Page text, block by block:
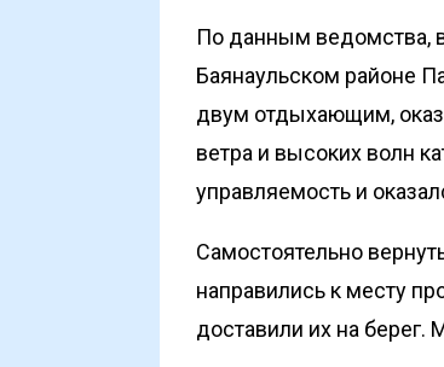
По данным ведомства,
Баянаульском районе
двум отдыхающим,
ветра и высоких волн
управляемость и
Самостоятельно
направились к месту
доставили их на